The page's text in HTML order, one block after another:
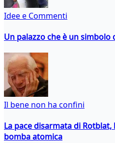
Idee e Commenti
Un palazzo che è un
Il bene non ha confini
La pace disarmata di
bomba atomica